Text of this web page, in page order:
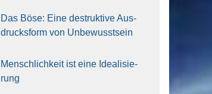
Das Böse: Eine destruk­ti­ve Aus­
drucks­form von Unbe­wusst­sein
Mensch­lich­keit ist eine Idea­li­sie­
rung